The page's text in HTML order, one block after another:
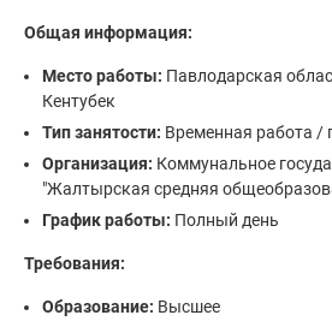
Общая информация:
Место работы: Павлодарская
Кентубек
Тип занятости: Временная работа /
Организация: Коммунальное
"Жалтырская средняя
График работы: Полный день
Требования:
Образование: Высшее